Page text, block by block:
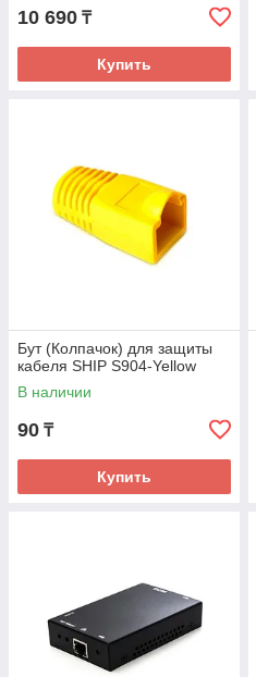
10 690 ₸
Купить
Бут (Колпачок) для защиты
кабеля SHIP S904-Yellow
В наличии
90 ₸
Купить